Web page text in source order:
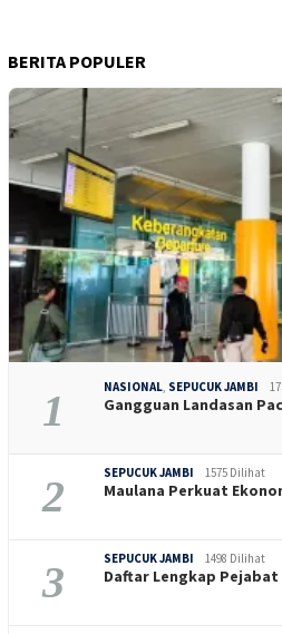
BERITA POPULER
1 NASIONAL, SEPUCUK JAMBI
Gangguan Landasan
2 SEPUCUK JAMBI 1575 Dilihat
Maulana Perkuat
3 SEPUCUK JAMBI 1498 Dilihat
Daftar Lengkap